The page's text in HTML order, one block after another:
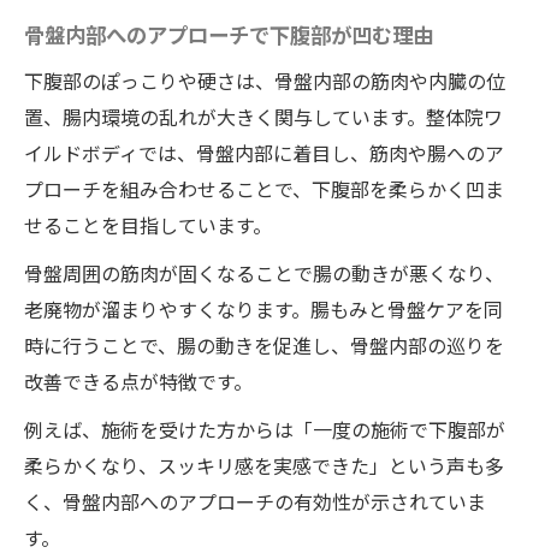
骨盤内部へのアプローチで下腹部が凹む理由
下腹部のぽっこりや硬さは、骨盤内部の筋肉や内臓の位
置、腸内環境の乱れが大きく関与しています。整体院ワ
イルドボディでは、骨盤内部に着目し、筋肉や腸へのア
プローチを組み合わせることで、下腹部を柔らかく凹ま
せることを目指しています。
骨盤周囲の筋肉が固くなることで腸の動きが悪くなり、
老廃物が溜まりやすくなります。腸もみと骨盤ケアを同
時に行うことで、腸の動きを促進し、骨盤内部の巡りを
改善できる点が特徴です。
例えば、施術を受けた方からは「一度の施術で下腹部が
柔らかくなり、スッキリ感を実感できた」という声も多
く、骨盤内部へのアプローチの有効性が示されていま
す。